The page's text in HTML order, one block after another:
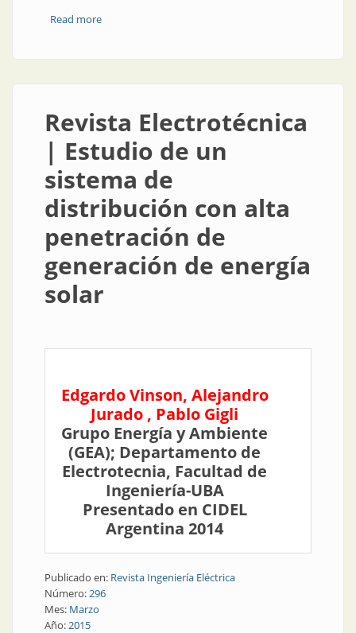
Read moreabout Nota técnica | Generación fotovoltaica
Revista Electrotécnica
| Estudio de un
sistema de
distribución con alta
penetración de
generación de energía
solar
Edgardo Vinson, Alejandro
Jurado , Pablo Gigli
Grupo Energía y Ambiente
(GEA); Departamento de
Electrotecnia, Facultad de
Ingeniería-UBA
Presentado en CIDEL
Argentina 2014
Publicado en: Revista Ingeniería Eléctrica
Número:296
Mes: Marzo
Año:2015